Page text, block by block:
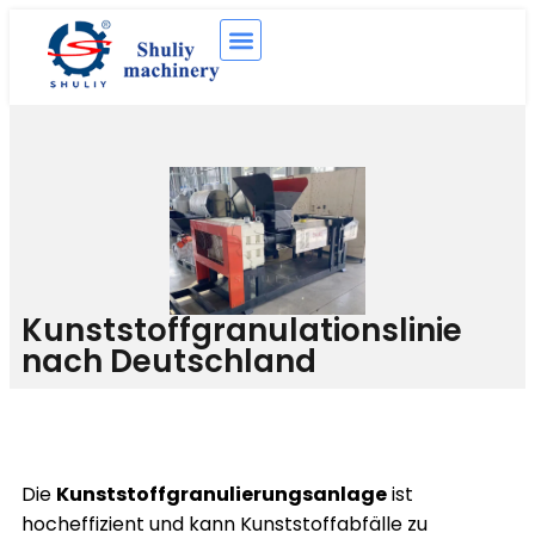
Kunststoffgranulationslinie
nach Deutschland
Die Kunststoffgranulierungsanlageist
hocheffizient und kann Kunststoffabfälle zu